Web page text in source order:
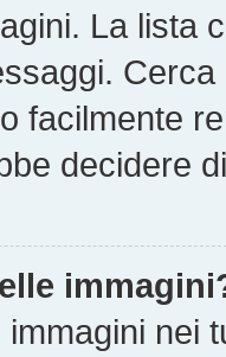
La lista
facilmente
decidere
nei